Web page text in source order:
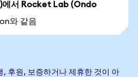
서 Rocket Lab (Ondo
와 같음
후원, 보증하거나 제휴한 것이 아